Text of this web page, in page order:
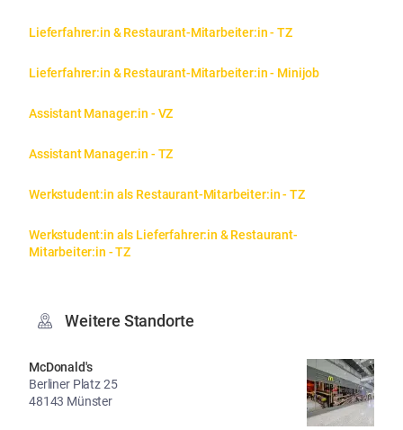
Lieferfahrer:in & Restaurant-Mitarbeiter:in - TZ
Lieferfahrer:in & Restaurant-Mitarbeiter:in - Minijob
Assistant Manager:in - VZ
Assistant Manager:in - TZ
Werkstudent:in als Restaurant-Mitarbeiter:in - TZ
Werkstudent:in als Lieferfahrer:in & Restaurant-
Mitarbeiter:in - TZ
Weitere Standorte
McDonald's
Berliner Platz 25
48143 Münster